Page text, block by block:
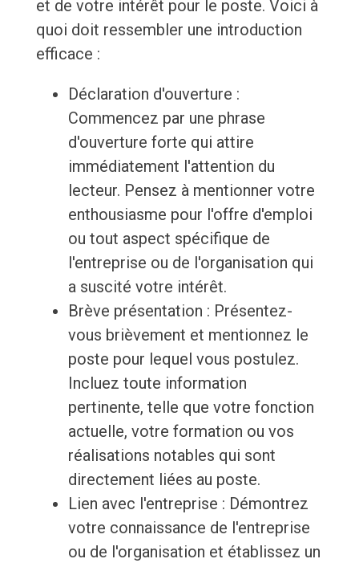
et de votre intérêt pour le poste. Voici à
quoi doit ressembler une introduction
efficace :
Déclaration d'ouverture :
Commencez par une phrase
d'ouverture forte qui attire
immédiatement l'attention du
lecteur. Pensez à mentionner votre
enthousiasme pour l'offre d'emploi
ou tout aspect spécifique de
l'entreprise ou de l'organisation qui
a suscité votre intérêt.
Brève présentation : Présentez-
vous brièvement et mentionnez le
poste pour lequel vous postulez.
Incluez toute information
pertinente, telle que votre fonction
actuelle, votre formation ou vos
réalisations notables qui sont
directement liées au poste.
Lien avec l'entreprise : Démontrez
votre connaissance de l'entreprise
ou de l'organisation et établissez un